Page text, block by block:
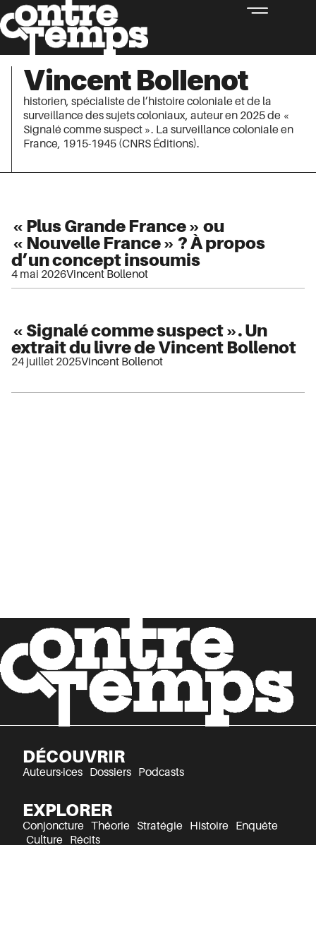
Vincent Bollenot
historien, spécialiste de l’histoire coloniale et de la
surveillance des sujets coloniaux, auteur en 2025 de «
Signalé comme suspect ». La surveillance coloniale en
France, 1915-1945 (CNRS Éditions).
« Plus Grande France » ou
« Nouvelle France » ? À propos
d’un concept insoumis
4 mai 2026Vincent Bollenot
« Signalé comme suspect ». Un
extrait du livre de Vincent Bollenot
24 juillet 2025Vincent Bollenot
DÉCOUVRIR
Auteurs·ices Dossiers Podcasts
EXPLORER
Conjoncture Théorie Stratégie Histoire
Enquête
Culture
Récits